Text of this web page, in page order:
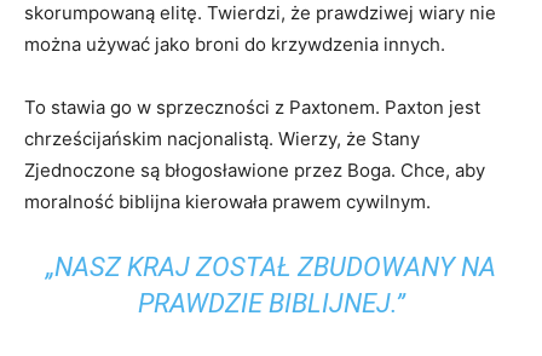
skorumpowaną elitę. Twierdzi, że prawdziwej wiary nie
można używać jako broni do krzywdzenia innych.
To stawia go w sprzeczności z Paxtonem. Paxton jest
chrześcijańskim nacjonalistą. Wierzy, że Stany
Zjednoczone są błogosławione przez Boga. Chce, aby
moralność biblijna kierowała prawem cywilnym.
„NASZ KRAJ ZOSTAŁ ZBUDOWANY NA
PRAWDZIE BIBLIJNEJ.”